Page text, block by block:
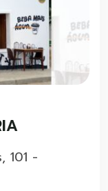
101 -